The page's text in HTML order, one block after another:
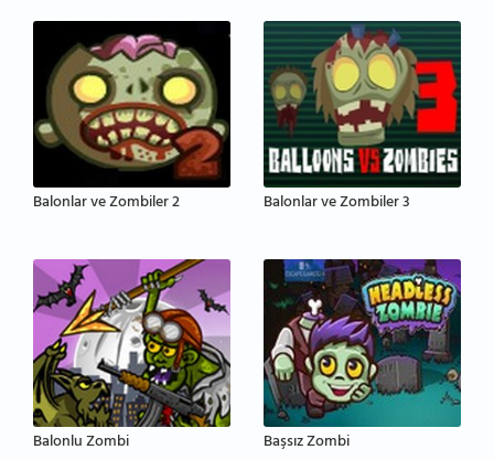
Balonlar ve Zombiler 2 Balonlar ve Zombiler 3
Balonlu Zombi Başsız Zombi